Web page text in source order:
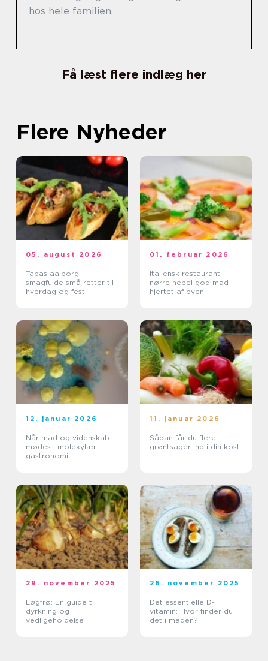
hos hele familien.
Få læst flere indlæg her
Flere Nyheder
05. august 2026
Tapas aalborg
smagfulde små retter til
hverdag og fest
01. februar 2026
Italiensk restaurant
nørre nebel god mad i
hjertet af byen
12. januar 2026
Når mad og videnskab
mødes i molekylær
gastronomi
11. januar 2026
Sådan får du flere
grøntsager ind i din kost
29. november 2025
Løgfrø: En guide til
dyrkning og
vedligeholdelse
26. november 2025
Det essentielle D-
vitamin: Hvor finder du
det i maden?